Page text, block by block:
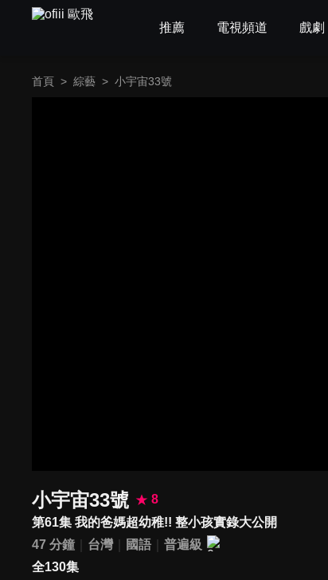
推薦 電視頻道 戲劇
首頁 > 綜藝 > 小宇宙33號
小宇宙33號
8
第61集 我的爸媽超幼稚!! 整小孩實錄大公開
47 分鐘
台灣 國語
普遍級
全130集